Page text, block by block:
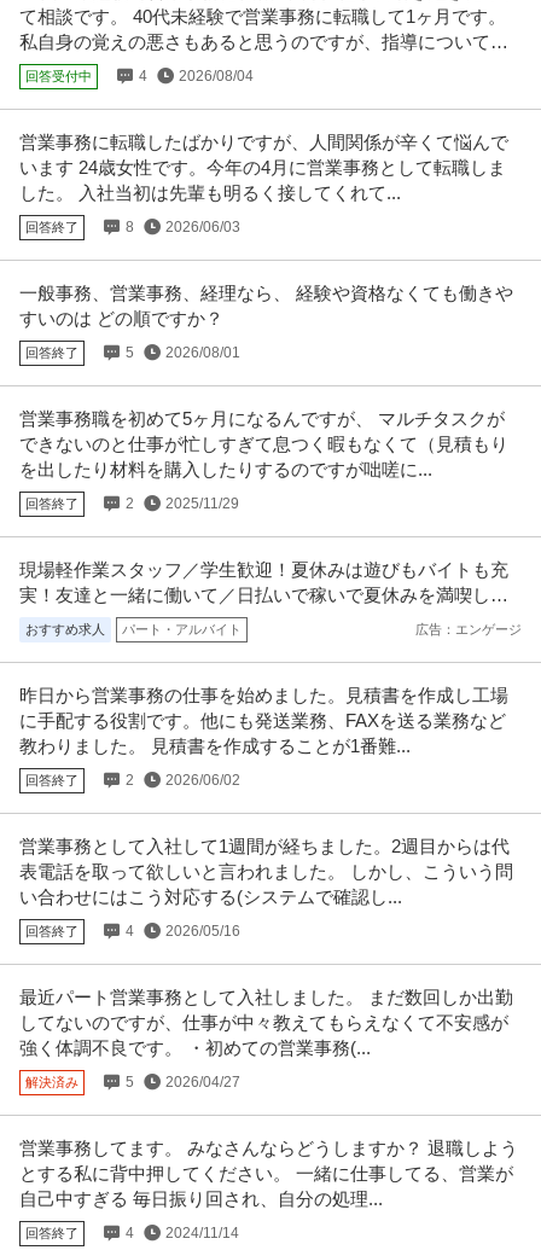
【職種】営業＞法人営業 【業種】IT・インターネット＞ソフトウエア ※会員
属性などに応じ、当該求人…続きを見る
株式会社イマジナ
正社員 交通費支給 週2・3日からOK 社会保険完備
年収350万円〜450万円
ブランディングコンサル会社の一般事務／週3勤務／時短勤務も可／平均年齢
て相談です。 40代未経験で営業事務に転職して1ヶ月です。
私自身の覚えの悪さもあると思うのですが、指導について相
談させてください。
回答受付中 4 2026/08/04
営業事務に転職したばかりですが、人間関係が辛くて悩んで
います 24歳女性です。今年の4月に営業事務として転職しま
した。 入社当初は先輩も明るく接してくれて...
回答終了 8 2026/06/03
一般事務、営業事務、経理なら、 経験や資格なくても働きや
すいのは どの順ですか？
回答終了 5 2026/08/01
営業事務職を初めて5ヶ月になるんですが、 マルチタスクが
できないのと仕事が忙しすぎて息つく暇もなくて（見積もり
を出したり材料を購入したりするのですが咄嗟に...
回答終了 2 2025/11/29
現場軽作業スタッフ／学生歓迎！夏休みは遊びもバイトも充
実！友達と一緒に働いて／日払いで稼いで夏休みを満喫しよ
う！
おすすめ求人 パート・アルバイト 広告：エンゲージ
昨日から営業事務の仕事を始めました。見積書を作成し工場
に手配する役割です。他にも発送業務、FAXを送る業務など
教わりました。 見積書を作成することが1番難...
回答終了 2 2026/06/02
営業事務として入社して1週間が経ちました。2週目からは代
表電話を取って欲しいと言われました。 しかし、こういう問
い合わせにはこう対応する(システムで確認し...
回答終了 4 2026/05/16
最近パート営業事務として入社しました。 まだ数回しか出勤
してないのですが、仕事が中々教えてもらえなくて不安感が
強く体調不良です。 ・初めての営業事務(...
解決済み 5 2026/04/27
営業事務してます。 みなさんならどうしますか？ 退職しよう
とする私に背中押してください。 一緒に仕事してる、営業が
自己中すぎる 毎日振り回され、自分の処理...
回答終了 4 2024/11/14